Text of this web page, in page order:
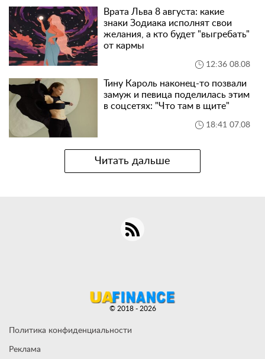
Врата Льва 8 августа: какие
знаки Зодиака исполнят свои
желания, а кто будет "выгребать"
от кармы
12:36 08.08
Тину Кароль наконец-то позвали
замуж и певица поделилась этим
в соцсетях: "Что там в щите"
18:41 07.08
Читать дальше
Политика конфиденциальности
Реклама
© 2018 - 2026